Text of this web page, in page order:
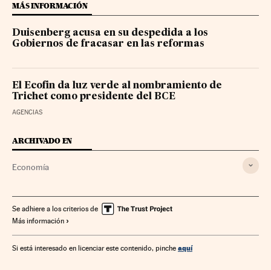
MÁS INFORMACIÓN
Duisenberg acusa en su despedida a los
Gobiernos de fracasar en las reformas
El Ecofin da luz verde al nombramiento de
Trichet como presidente del BCE
AGENCIAS
ARCHIVADO EN
Economía
Se adhiere a los criterios de
Más información
Si está interesado en licenciar este contenido, pinche aquí